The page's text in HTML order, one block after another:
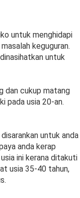
untuk menghidapi
keguguran.
untuk
dan cukup matang
pada usia 20-an.
untuk anda
anda kerap
ini kerana ditakuti
usia 35-40 tahun,